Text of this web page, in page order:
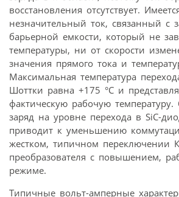
восстановления отсутствует.
незначительный ток, связанный с
барьерной емкости, который не
температуры, ни от скорости
значения прямого тока и
Максимальная температура
Шоттки равна +175 °C и
фактическую рабочую температуру.
заряд на уровне перехода в SiC-
приводит к уменьшению
жестком, типичном переключении
преобразователя с повышением,
режиме.
Типичные вольт-амперные